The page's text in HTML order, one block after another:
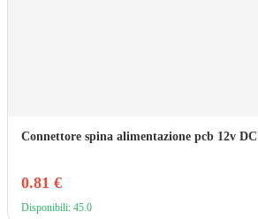
Connettore spina alimentazione pcb 12v DC
0.81 €
Disponibili: 45.0